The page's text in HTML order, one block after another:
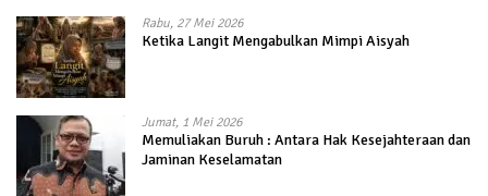
Rabu, 27 Mei 2026
Ketika Langit Mengabulkan Mimpi Aisyah
Jumat, 1 Mei 2026
Memuliakan Buruh : Antara Hak Kesejahteraan dan
Jaminan Keselamatan